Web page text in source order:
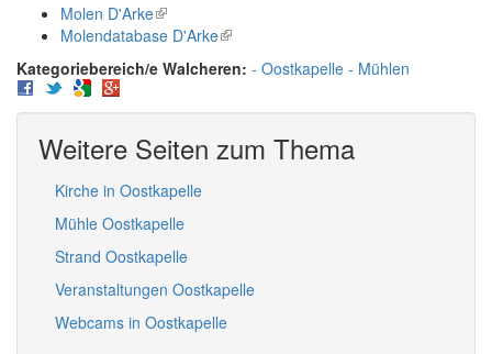
Molen D'Arke(link
is
external)
Molendatabase D'Arke(link
external)
Walcheren: Oostkapelle Mühlen
Weitere Seiten zum Thema
Kirche in Oostkapelle
Mühle Oostkapelle
Strand Oostkapelle
Veranstaltungen Oostkapelle
Webcams in Oostkapelle